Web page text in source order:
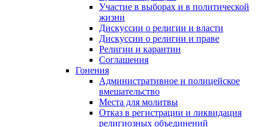
Участие в выборах и в политической
жизни
Дискуссии о религии и власти
Дискуссии о религии и праве
Религии и карантин
Соглашения
Гонения
Административное и полицейское
вмешательство
Места для молитвы
Отказ в регистрации и ликвидация
религиозных объединений